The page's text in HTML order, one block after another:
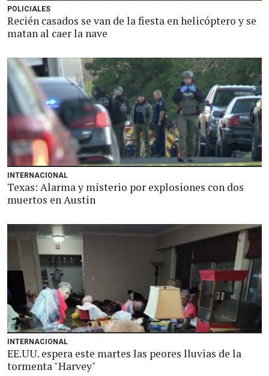
POLICIALES
Recién casados se van de la fiesta en helicóptero y se
matan al caer la nave
INTERNACIONAL
Texas: Alarma y misterio por explosiones con dos
muertos en Austin
INTERNACIONAL
EE.UU. espera este martes las peores lluvias de la
tormenta "Harvey"